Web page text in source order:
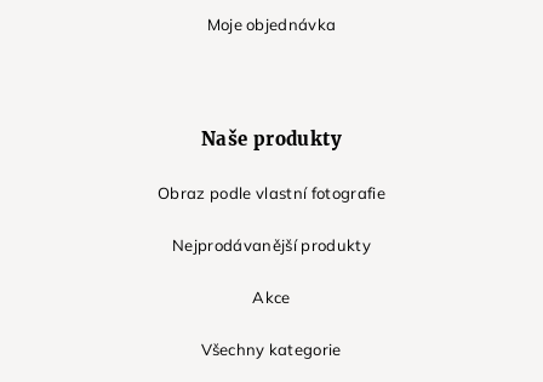
Moje objednávka
Naše produkty
Obraz podle vlastní fotografie
Nejprodávanější produkty
Akce
Všechny kategorie